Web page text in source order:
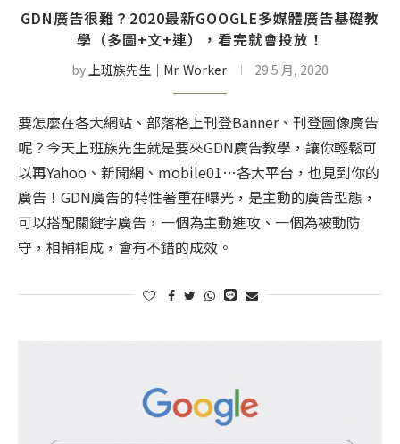
GDN廣告很難？2020最新GOOGLE多媒體廣告基礎教
學（多圖+文+連），看完就會投放！
by上班族先生│Mr. Worker 29 5 月, 2020
要怎麼在各大網站、部落格上刊登Banner、刊登圖像廣告
呢？今天上班族先生就是要來GDN廣告教學，讓你輕鬆可
以再Yahoo、新聞網、mobile01…各大平台，也見到你的
廣告！GDN廣告的特性著重在曝光，是主動的廣告型態，
可以搭配關鍵字廣告，一個為主動進攻、一個為被動防
守，相輔相成，會有不錯的成效。